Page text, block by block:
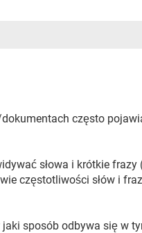
często
słowa i krótkie frazy
częstotliwości słów i
sposób odbywa się w